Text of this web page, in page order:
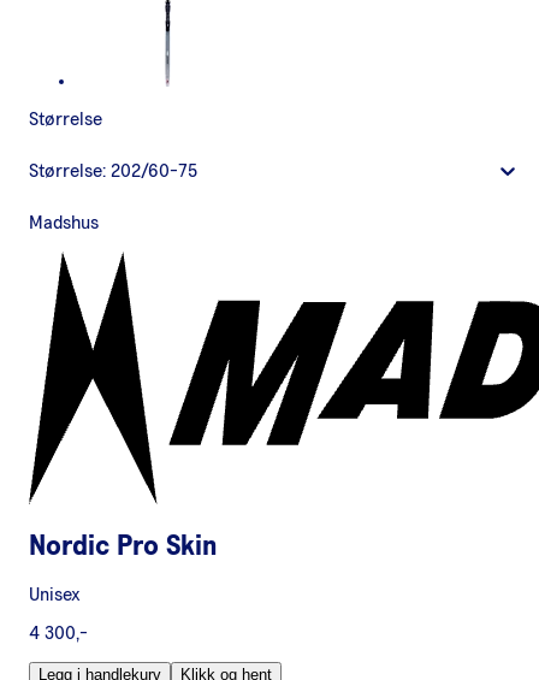
Størrelse
Størrelse: 202/60-75
Madshus
Nordic Pro Skin
Unisex
4 300,-
Legg i handlekurv Klikk og hent